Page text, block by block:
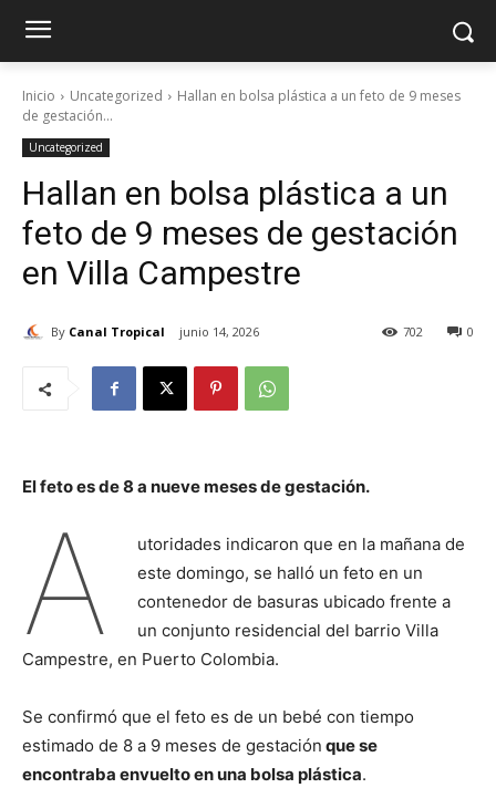
Inicio Uncategorized
Hallan en bolsa plástica a un feto de 9 meses
de gestación...
Uncategorized
Hallan en bolsa plástica a un
feto de 9 meses de gestación
en Villa Campestre
By Canal Tropical junio 14, 2026 0
702
El feto es de 8 a nueve meses de gestación.
A
utoridades indicaron que en la mañana de
este domingo, se halló un feto en un
contenedor de basuras ubicado frente a
un conjunto residencial del barrio Villa
Campestre, en Puerto Colombia.
Se confirmó que el feto es de un bebé con tiempo
estimado de 8 a 9 meses de gestación que se
encontraba envuelto en una bolsa plástica.